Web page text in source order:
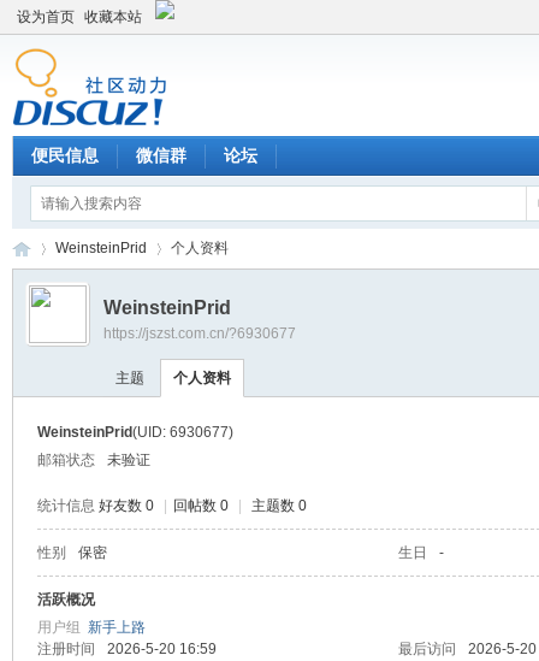
设为首页 收藏本站
便民信息 微信群 论坛
›
WeinsteinPrid 个人资料
WeinsteinPrid
https://jszst.com.cn/?6930677
主题 个人资料
WeinsteinPrid(UID: 6930677)
邮箱状态
未验证
统计信息 好友数 0 回帖数 0 主题数 0
性别 保密 生日 -
活跃概况
用户组 新手上路
注册时间
2026-5-20 16:59 最后访问
2026-5-